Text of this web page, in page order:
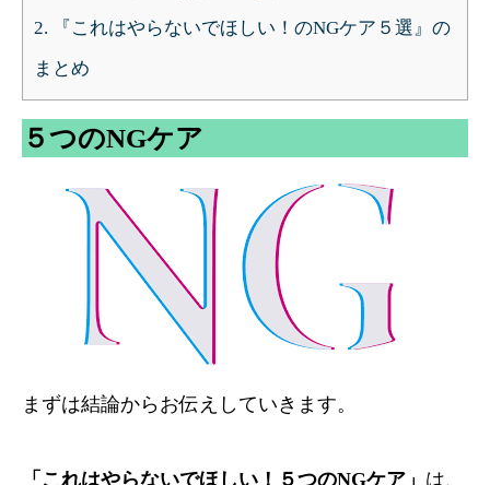
2. 『これはやらないでほしい！のNGケア５選』の
まとめ
５つのNGケア
まずは結論からお伝えしていきます。
「これはやらないでほしい！５つのNGケア」 は、